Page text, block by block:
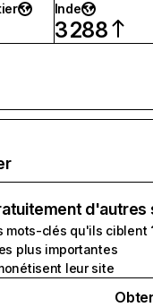
Inde
3 288
mots-clés qu'ils ciblent
plus importantes
leur site